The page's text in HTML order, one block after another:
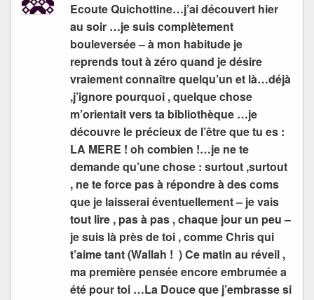
Ecoute Quichottine…j’ai découvert hier
au soir …je suis complètement
bouleversée – à mon habitude je
reprends tout à zéro quand je désire
vraiement connaître quelqu’un et là…déjà
,j’ignore pourquoi , quelque chose
m’orientait vers ta bibliothèque …je
découvre le précieux de l’être que tu es :
LA MERE ! oh combien !…je ne te
demande qu’une chose : surtout ,surtout
, ne te force pas à répondre à des coms
que je laisserai éventuellement – je vais
tout lire , pas à pas , chaque jour un peu –
je suis là près de toi , comme Chris qui
t’aime tant (Wallah ! ) Ce matin au réveil ,
ma première pensée encore embrumée a
été pour toi …La Douce que j’embrasse si